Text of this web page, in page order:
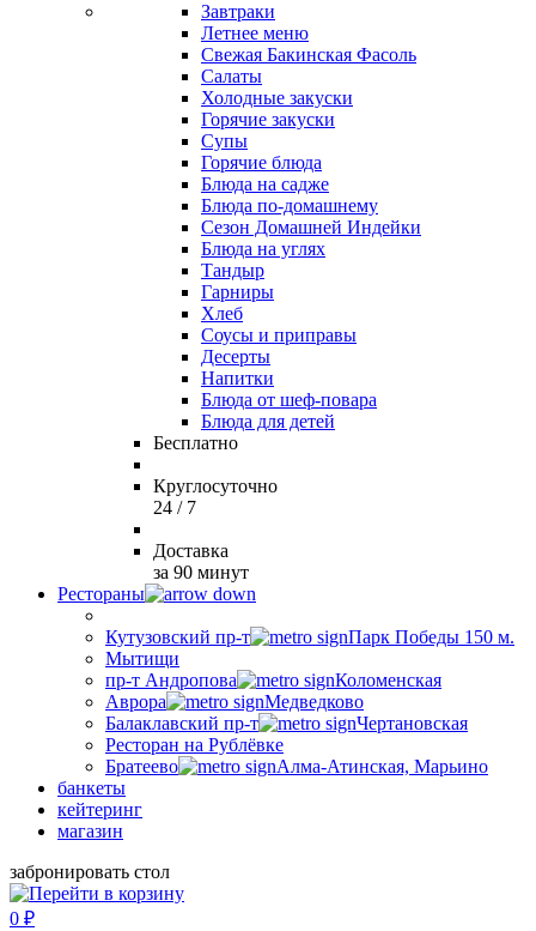
Завтраки
Летнее меню
Свежая Бакинская Фасоль
Салаты
Холодные закуски
Горячие закуски
Супы
Горячие блюда
Блюда на садже
Блюда по-домашнему
Сезон Домашней Индейки
Блюда на углях
Тандыр
Гарниры
Хлеб
Соусы и приправы
Десерты
Напитки
Блюда от шеф-повара
Блюда для детей
Бесплатно
Круглосуточно
24 / 7
Доставка
за 90 минут
Рестораны
Кутузовский пр-т
Парк Победы 150 м.
Мытищи
пр-т Андропова
Коломенская
Аврора
Медведково
Балаклавский пр-т
Чертановская
Ресторан на Рублёвке
Братеево
Алма-Атинская, Марьино
банкеты
кейтеринг
магазин
забронировать стол
0 ₽